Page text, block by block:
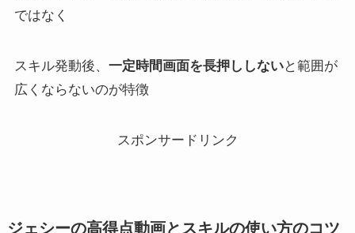
ではなく
スキル発動後、 一定時間画面を長押ししないと範囲が
広くならないのが特徴
スポンサードリンク
ジェシーの高得点動画とスキルの使い方のコツ